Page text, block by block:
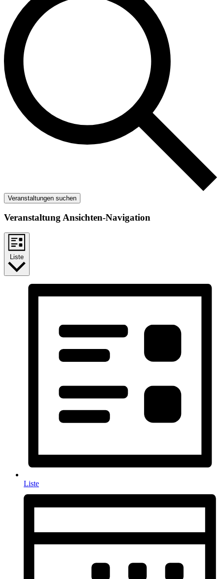
Veranstaltungen suchen
Veranstaltung Ansichten-Navigation
Liste
Liste